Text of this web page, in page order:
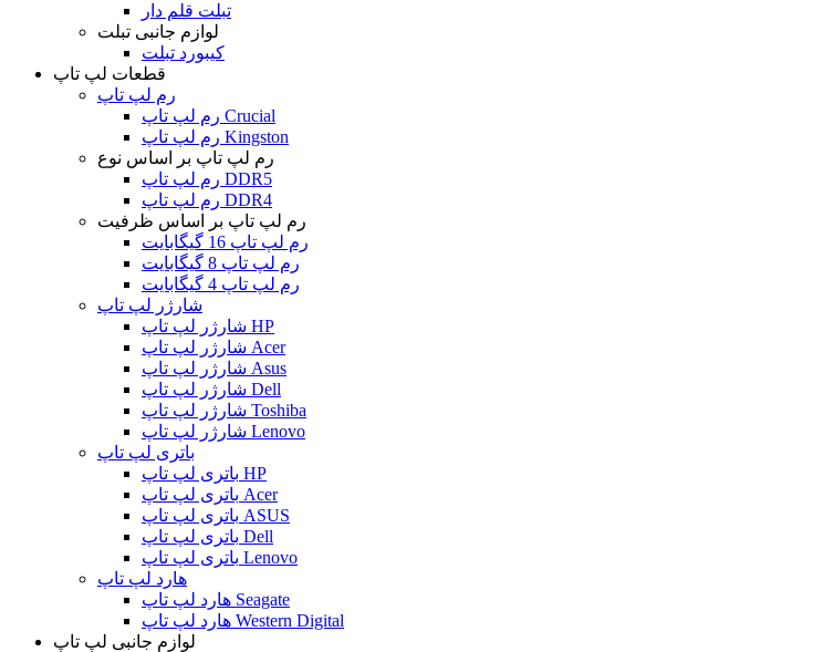
تبلت قلم دار
لوازم جانبی تبلت
کیبورد تبلت
قطعات لپ تاپ
رم لپ تاپ
رم لپ تاپ Crucial
رم لپ تاپ Kingston
رم لپ تاپ بر اساس نوع
رم لپ تاپ DDR5
رم لپ تاپ DDR4
رم لپ تاپ بر اساس ظرفیت
رم لپ تاپ 16 گیگابایت
رم لپ تاپ 8 گیگابایت
رم لپ تاپ 4 گیگابایت
شارژر لپ تاپ
شارژر لپ تاپ HP
شارژر لپ تاپ Acer
شارژر لپ تاپ Asus
شارژر لپ تاپ Dell
شارژر لپ تاپ Toshiba
شارژر لپ تاپ Lenovo
باتری لپ تاپ
باتری لپ تاپ HP
باتری لپ تاپ Acer
باتری لپ تاپ ASUS
باتری لپ تاپ Dell
باتری لپ تاپ Lenovo
هارد لپ تاپ
هارد لپ تاپ Seagate
هارد لپ تاپ Western Digital
لوازم جانبی لپ تاپ